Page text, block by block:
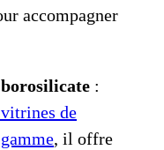
accompagner
:
de
, il offre